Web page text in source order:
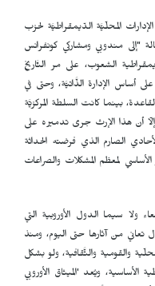
المحلّيَّة الدّيمقراطيَّة لحزب
"إلى مندوبي ومشاركي كونفرانس
الشعوب، على مر التَّاريخ
أساس الإدارة الذَّاتيَّة، وحتى في
بينما كانت السلطة المركزيَّة
إلّا أن هذا الإرث جرى تدميره على
الصارم الذي فرضته الحداثة
لمعظم المشكلات والصراعات
ولا سيما الدول الأوروبية التي
من آثارها حتى اليوم، ومنذ
والقومية والثَّقافية، ولو بشكل
الأساسية، ويُعد 'الميثاق الأوروبي